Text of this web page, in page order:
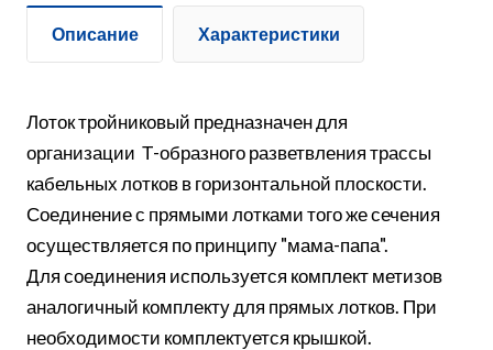
Описание Характеристики
Лоток тройниковый предназначен для
организации Т-образного разветвления трассы
кабельных лотков в горизонтальной плоскости.
Соединение с прямыми лотками того же сечения
осуществляется по принципу "мама-папа".
Для соединения используется комплект метизов
аналогичный комплекту для прямых лотков. При
необходимости комплектуется крышкой.